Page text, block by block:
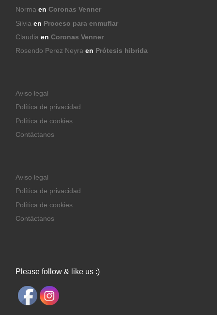
Normaen Coronas Venner
Silvia en Proceso para enmuflar
Claudiaen Coronas Venner
Rosendo Perez Neyraen Prótesis hibrida
Aviso legal
Política de privacidad
Política de cookies
Contáctanos
Aviso legal
Política de privacidad
Política de cookies
Contáctanos
Please follow & like us :)